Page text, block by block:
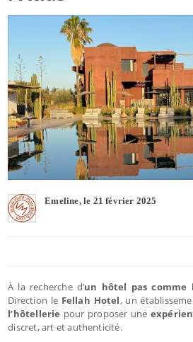
Emeline, le 21 février 2025
À la recherche d’un hôtel pas comme
Direction le Fellah Hotel, un
l’hôtellerie pour proposer une
discret, art et authenticité.